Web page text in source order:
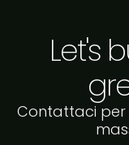
Let's
Contattaci per